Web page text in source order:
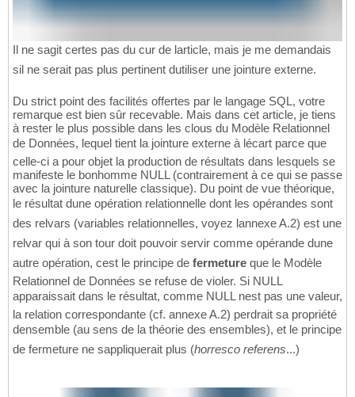
Il ne sagit certes pas du cur de larticle, mais je me demandais
sil ne serait pas plus pertinent dutiliser une jointure externe.
Du strict point des facilités offertes par le langage SQL, votre
remarque est bien sûr recevable. Mais dans cet article, je tiens
à rester le plus possible dans les clous du Modèle Relationnel
de Données, lequel tient la jointure externe à lécart parce que
celle-ci a pour objet la production de résultats dans lesquels se
manifeste le bonhomme NULL (contrairement à ce qui se passe
avec la jointure naturelle classique). Du point de vue théorique,
le résultat dune opération relationnelle dont les opérandes sont
des relvars (variables relationnelles, voyez lannexe A.2) est une
relvar qui à son tour doit pouvoir servir comme opérande dune
autre opération, cest le principe de fermeture que le Modèle
Relationnel de Données se refuse de violer. Si NULL
apparaissait dans le résultat, comme NULL nest pas une valeur,
la relation correspondante (cf. annexe A.2) perdrait sa propriété
densemble (au sens de la théorie des ensembles), et le principe
de fermeture ne sappliquerait plus (horresco referens...)